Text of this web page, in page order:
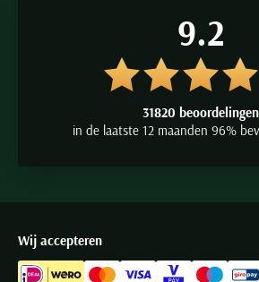
9.2
31820 beoordelingen
in de laatste 12 maanden 96%
Wij accepteren